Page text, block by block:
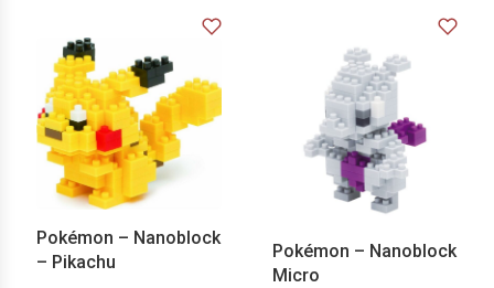
Pokémon – Nanoblock
– Pikachu
Pokémon – Nanoblock
Micro